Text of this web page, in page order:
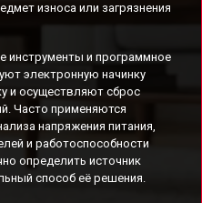
износа или загрязнения
инструменты и программное
электронную начинку
и осуществляют сброс
Часто применяются
напряжения питания,
и работоспособности
определить источник
способ её решения.